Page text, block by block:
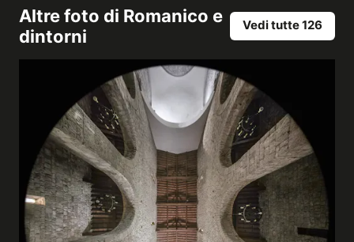
Altre foto di Romanico e
dintorni
Vedi tutte 126